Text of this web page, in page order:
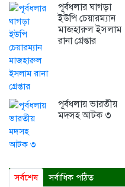
পূর্বধলার ঘাগড়া
ইউপি চেয়ারম্যান
মাজহারুল ইসলাম
রানা গ্রেপ্তার
পূর্বধলায় ভারতীয়
মদসহ আটক ৩
সর্বশেষ সর্বাধিক পঠিত